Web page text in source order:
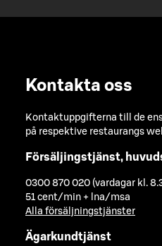
Kontakta oss
Kontaktuppgifterna till de
på respektive restaurangs
Försäljingstjänst,
0300 870 020 (vardagar kl.
51 cent/min + lna/msa
Alla försäljningstjänster
Ägarkundtjänst